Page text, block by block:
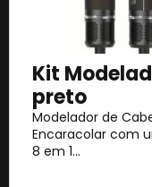
Kit
preto
Modelador de
Encaracolar com
8 em 1...